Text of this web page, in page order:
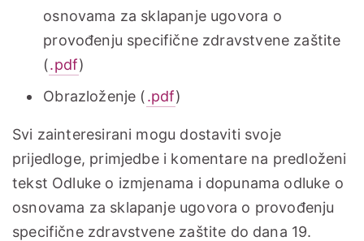
osnovama za sklapanje ugovora o
provođenju specifične zdravstvene zaštite
(.pdf)
Obrazloženje (.pdf)
Svi zainteresirani mogu dostaviti svoje
prijedloge, primjedbe i komentare na predloženi
tekst Odluke o izmjenama i dopunama odluke o
osnovama za sklapanje ugovora o provođenju
specifične zdravstvene zaštite do dana 19.